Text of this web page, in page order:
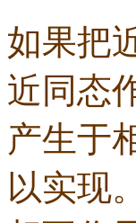
如果把
近同态
产生于
以实现